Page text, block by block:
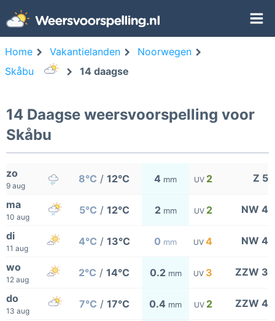
Home Vakantielanden
Noorwegen
Skåbu
14 daagse
14 Daagse weersvoorspelling voor
Skåbu
zo
9 aug
8°C / 12°C 4 mm UV 2 Z 5
ma
10 aug
5°C / 12°C 2 mm UV 2 NW 4
di
11 aug
4°C / 13°C 0 mm UV 4 NW 4
wo
12 aug
2°C / 14°C 0.2 mm UV 3 ZZW 3
do
13 aug
7°C / 17°C 0.4 mm UV 2 ZZW 4